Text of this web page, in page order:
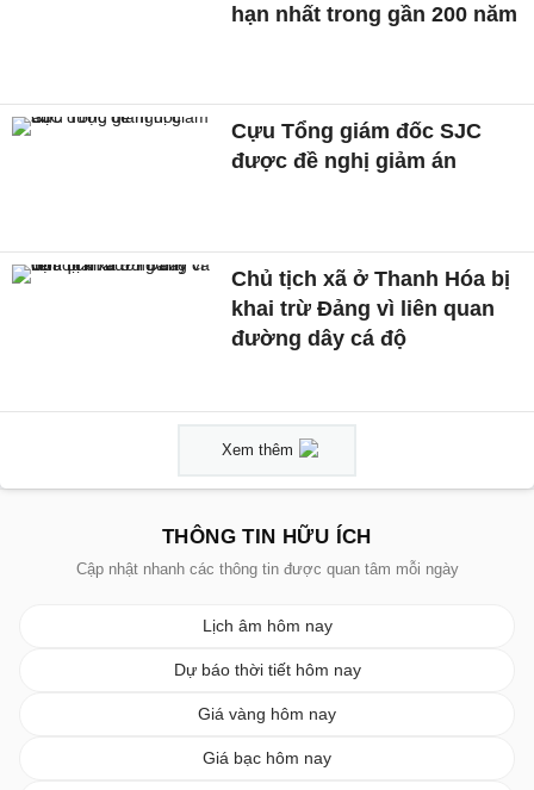
hạn nhất trong gần 200 năm
Cựu Tổng giám đốc SJC
được đề nghị giảm án
Chủ tịch xã ở Thanh Hóa bị
khai trừ Đảng vì liên quan
đường dây cá độ
Xem thêm
THÔNG TIN HỮU ÍCH
Cập nhật nhanh các thông tin được quan tâm mỗi ngày
Lịch âm hôm nay
Dự báo thời tiết hôm nay
Giá vàng hôm nay
Giá bạc hôm nay